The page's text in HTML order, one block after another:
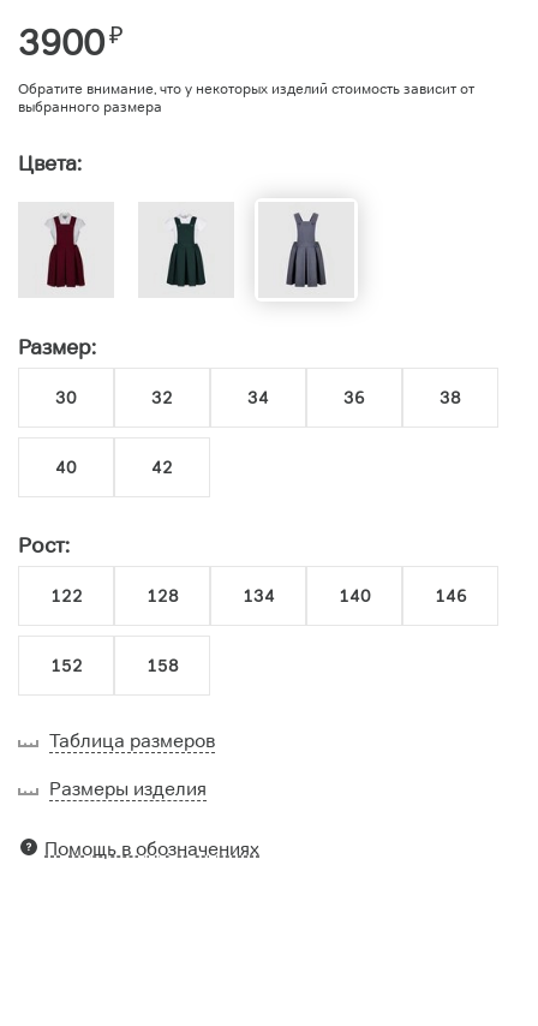
3900₽
Обратите внимание, что у некоторых изделий стоимость зависит от
выбранного размера
Цвета:
Размер:
30 32 34 36 38
40 42
Рост:
122 128 134 140 146
152 158
Таблица размеров
Размеры изделия
Помощь в обозначениях